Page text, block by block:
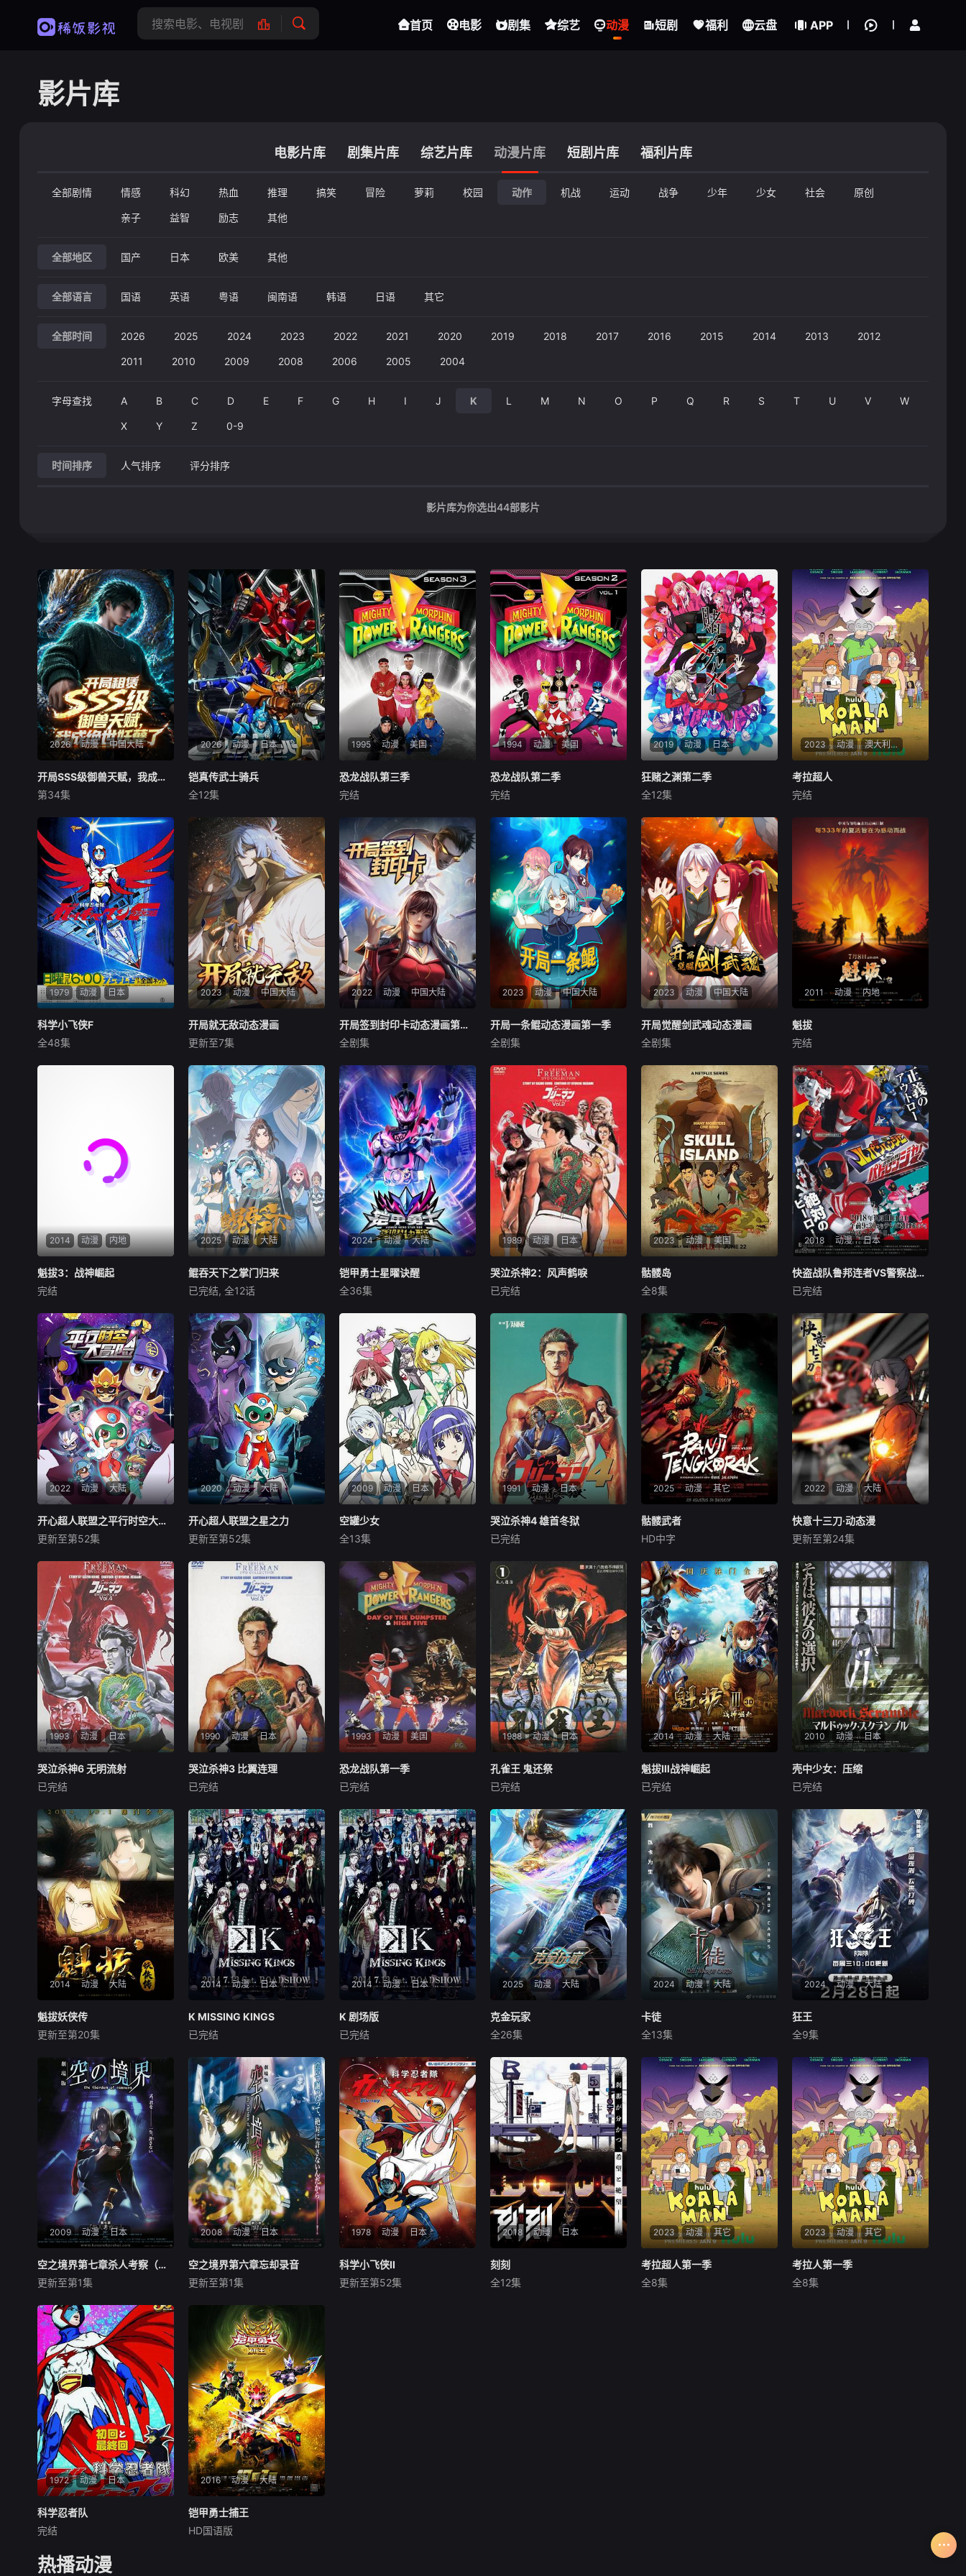
首页 电影 剧集 综艺 动漫 短剧 福利 云盘 APP
影片库
电影片库 剧集片库 综艺片库 动漫片库 短剧片库 福利片库
全部剧情 情感 科幻 热血 推理 搞笑 冒险 萝莉 校园 动作 机战 运动 战争 少年 少女 社会 原创
亲子 益智 励志 其他
全部地区 国产 日本 欧美 其他
全部语言 国语 英语 粤语 闽南语 韩语 日语 其它
全部时间 2026 2025 2024 2023 2022 2021 2020 2019 2018 2017 2016 2015 2014 2013 2012
2011 2010 2009 2008 2006 2005 2004
字母查找 A B C D E F G H I J K L M N O P Q R S T U V W
X Y Z 0-9
时间排序 人气排序 评分排序
影片库为你选出44部影片
2026 动漫 中国大陆
开局SSS级御兽天赋，我成绝世妖孽动态漫画
未知
李洛本是无法觉醒天赋的废
物，却意外觉醒超神租赁系
统。他租赁SSS级天赋“祖龙”
逆转命运，拜第一御龙师夏妃
为师，契约血脉返祖的荒龙。
凭借系统租赁的神级技能与血
脉，他在新生考核中碾压所有
挑战者，后又展露第
开局SSS级御兽天赋，我成绝世妖孽动态漫画
第34集
2026 动漫 日本
铠真传武士骑兵
かつて人間界を恐怖に陥
れた妖邪界の封印が解ける
と、数多の妖邪兵が侵攻を開
始した。人類の危機に駆けつ
けたのは、若き五人のサムラ
イたち。その名は、サムライ
トルーパー！！彼らの闘いの
日々が、新たに幕を開
铠真传武士骑兵
全12集
1995 动漫 美国
恐龙战队第三季
Karan
幽冥女王之兄阿達武士（Rit
o）加入侵略地球的隊伍，並
壓倒性的擊敗金剛戰士，摧毀
了大連王與戰鬥白虎，指揮中
心亦在戰鬥中損毀，金剛戰士
就此失去超異能。宙威利用中
心所餘的能量，將失去超異能
的戰士們送去
恐龙战队第三季
完结
1994 动漫 美国
恐龙战队第二季
Walter
Lord Zedd is introduced as t
he new arch-rival of the Po
wer Rangers. Angered by th
e failure of Rita
恐龙战队第二季
完结
2019 动漫 日本
狂赌之渊第二季
良家子女聚集的名门学
校，私立百花王学园。君临这
所被赌博所支配的学园顶点的
是，支配弱者的人生、甚至对
政界财界都拥有影响力的绝对
支配者，学生会。然而，学生
会长桃喰绮罗莉，突然宣言了
学生会的解散及总选举
狂赌之渊第二季
全12集
2023 动漫 澳大利亚 / 美国
考拉超人
跟随一个家庭的父亲，他生活
在一个不那么秘密的身份，作
为名义上的英雄，他拥有燃烧
的激情，以扼杀轻微犯罪。
考拉超人
完结
1979 动漫 日本
科学小飞侠F
田中真弓
科学小飞侠F
全48集
2023 动漫 中国大陆
开局就无敌动态漫画
未知
《开局就无敌》讲述在玄幻世
界，男主获得无敌领域系统，
在领域内安家收徒种田，并与
逐步建立羁绊的伙伴一起探索
玄幻世界的故事。
开局就无敌动态漫画
更新至7集
2022 动漫 中国大陆
开局签到封印卡动态漫画第一季
未知
平平无奇的少年陈平被父亲送
入满是天才的超能学院，却成
为了最弱职业卡牌师，直到某
日陈平进入从小就多次梦见的
原界，得到神秘人的指点，发
现卡牌师并非最弱辅助职业，
从此他的人生得到巨大改变。
开局签到封印卡动态漫画第一季
全剧集
2023 动漫 中国大陆
开局一条鲲动态漫画第一季
未知
主角庄浩然因意外一朝重生，
竟然变成了一条鲲？！然而，
没什么难得倒他！开局一条
鲲，升级全靠吞！一路升级打
怪，从巡山小妖进化成万妖之
王，途中遇到了无数的妖魔鬼
怪满天神佛，主角究竟是如何
应对的呢？
开局一条鲲动态漫画第一季
全剧集
2023 动漫 中国大陆
未知
灵武大陆传闻：集齐九本上古
天书者，可破解天道之秘，破
碎空虚，获得至高无上的力
量！万国疆域，天府帝国，星
辰镇辰家废柴少爷辰天惨遭同
族陷害而死，小城少年本是废
体之躯一朝觉醒万灵之体，成
为灵武双修体质，族比之上露
锋芒王城之战夺第一，因在大
比结束之后因拒绝加入王族势
力返回宗门路上被王族无情追
杀，生死交战中觉醒逆天武魂
【吞噬武魂】！回到宗门的辰
天逐渐展露天赋，却因此得罪
宗门内部不少天才，连累同门
师兄弟铁熊受伤一人死亡，为
帮助同宗师兄弟铁熊恢复伤势
敲响天宗圣器东皇钟而被宗门
守护者所看重，辰天为变得更
强，在宗门修炼，却
开局觉醒剑武魂动态漫画
全剧集
2011 动漫 内地
魁拔
未知
在偏远的兽国窝窝乡，蛮吉和
蛮大人这两个“独行族妖侠”，
整天为了取得象征着成功和光
荣的“妖侠纹耀”而刻苦修炼“脉
术”，却把他们所生活的“窝窝
乡”弄得鸡犬不宁，村民们绞
尽脑汁想把他们赶走。一天，
消灭魁拔的征兵令突然传到窝
窝乡，村民们惊愕之余，村长
趁机忽悠蛮大人和蛮吉从军参
战。
魁拔
完结
2014 动漫 内地
魁拔3：战神崛起
刘婧荦
历经惨烈的元泱界大战，成功
突破魁拔十二妖第一道防线的
蛮吉（刘婧荦 配音）、镜心
（刘校妤 配音）一行，为追赶
曲境一号再踏征途，却意外闯
入萨库人大仓（王宇腾 配音）
与粼妖姑娘海问香（姚姝 配
音）所设下的诡异防线。面对
大仓与海问香的步步紧逼，蛮
吉等人无奈应战。激战中，神
秘少年 敖江（刘校妤 配音）
凭空出现、曲境一号舰长远浪
（杨晨 配音）更做出种种令人
匪夷所思的决定，让本已复杂
的局面，越发显得扑朔迷离；
而机缘巧合下，脉门封闭已久
的蛮吉竟意外开启六大脉门，
化身无敌战神，携魁拔脉兽驰
骋于漫天烽火中，上演了一场
气势磅礴
魁拔3：战神崛起
完结
2025 动漫 大陆
鲲吞天下之掌门归来
吕书君 葛子瑞
凌霄阁少年掌门樊凌霄，仅凭
一条小鲶鱼便培养出了吞天噬
地的灵鲲，成为名震天下的灵
宠师。在门派晋级的巅峰对决
中，他惨遭巨鲲噬主，就此陨
落。当他重获新生带着小鲶鱼
重返没落的门派时，他誓要查
出噬主真相，揭开家
鲲吞天下之掌门归来
已完结, 全12话
2024 动漫 大陆
铠甲勇士星曜诀醒
张太文
这是一个贪婪膨胀，人类
越来越难以得到满足的世界。
自古以来人们通过对银河
星宿祈愿来实现自己梦想。而
在如今科技—人工智能发展快
速，在欲望膨胀的环境下，银
河星宿之将被来自多维空间的
晦王以邪恶之力所控
铠甲勇士星曜诀醒
全36集
1989 动漫 日本
哭泣杀神2：风声鹤唳
Freeman来到香港，却有组织
内部的叛徒策划阴谋，阻止他
对百八龙的继承
哭泣杀神2：风声鹤唳
已完结
2023 动漫 美国
骷髅岛
海难的冒险，试图逃离神秘的
岛屿，家园的史前怪物，包括
巨人，金刚先生。
骷髅岛
全8集
2018 动漫 日本
快盗战队鲁邦连者VS警察战队巡逻连者
蕴藏着足以毁灭世界的力量的
秘宝「Lupin Collection（鲁
邦珍藏）」，就在这宝藏被异
世界的敌人・Gangler抢夺的
时候，2支战队行动起来！
以夺回珍藏为目标，轻巧在
空中舞动的「快盗战
快盗战队鲁邦连者VS警察战队巡逻连者
已完结
2022 动漫 大陆
开心超人联盟之平行时空大冒险
刘红韵 祖晴
《开心超人联盟之平行时空大
冒险》是动画系列片《开心超
人联盟》的全新系列，以连续
剧的形式展现。故事讲述了：
五超人和伽罗在潮博士的请求
下，前去拯救被黑煞统治的平
行时空的星星球。然而面对十
分强大的黑煞，
开心超人联盟之平行时空大冒险
更新至第52集
2020 动漫 大陆
开心超人联盟之星之力
刘红韵 祖晴
《开心超人联盟之星之力》由
广东明星创意动画有限公司制
作，已经在2020年2月全国国
产电视动画片制作备案公示剧
目公布，预计今年内上映。讲
述了超人们在星际联盟的帮助
下拯救伽罗的故事！
开心超人联盟之星之力
更新至第52集
2009 动漫 日本
空罐少女
福山润
大地翔（福山润配
音）是一位平凡的少年，虽然
表面上看起来大大咧咧不拘小
节，但实际上心思十分的细腻
温柔。某日，大地翔喝了一罐
哈密瓜汽水，在准备将空易拉
罐丢弃之时，震惊的发现易拉
罐竟然化身成为了金发
空罐少女
全13集
1991 动漫 日本
哭泣杀神4 雄首冬狱
《哭泣杀神4：雄首冬狱》是
山内重保执导的动画电影，于
1991年上映。
哭泣杀神4 雄首冬狱
已完结
2025 动漫 其它
骷髅武者
内详
Afictionalworldintheearl
y15thcentury,whenawarofat
tritionrages.Panji,awarriorwh
ohasnotfoundpeaceeve
骷髅武者
HD中字
2022 动漫 大陆
快意十三刀·动态漫
未知
大型架空古装武侠连续剧《快
意十三刀》讲述的是一名少年
立志成为大☆巨☆侠并为此付
出泪水、汗水与智商的动人故
事。
快意十三刀·动态漫
更新至第24集
1993 动漫 日本
哭泣杀神6 无明流射
《哭泣杀神6：无明流射》是
山内重保执导的动画电影，于
1994年2月25日上映。
哭泣杀神6 无明流射
已完结
1990 动漫 日本
哭泣杀神3 比翼连理
Ron Tayan now leads the 10
8 Dragons; Fu Ching Ran is h
is loyal wife. As their body ta
ttoos show, h
哭泣杀神3 比翼连理
已完结
1993 动漫 美国
恐龙战队第一季
David
Four athletically able teenag
ers along with their brainy fri
end Billy are selected by Zor
don to fi
恐龙战队第一季
已完结
1988 动漫 日本
孔雀王 鬼还祭
关俊彦
奈良にある興福寺から「裏の
八部衆像」を守ってほしいと
依頼を受けた孔雀。一般には
知られていない像だが、その
存在を知る何者かが狙ってい
るという。そして、孔雀は
「裏の八部衆像」の「阿修羅
象」に史上最強の
孔雀王 鬼还祭
已完结
2014 动漫 大陆
魁拔Ⅲ战神崛起
刘婧荦
历经惨烈的元泱界大战，成功
突破魁拔十二妖第一道防线的
蛮吉（刘婧荦 配音）、镜心
（刘校妤 配音）一行，为追赶
曲境一号再踏征途，却意外闯
入萨库人大仓（王宇腾 配音）
与粼妖姑娘海问香（姚姝 配
音）所设下
魁拔Ⅲ战神崛起
已完结
2010 动漫 日本
壳中少女：压缩
在科技高度发达的未来世
界，繁华堕落的马杜克市，醉
生梦死，纸醉金迷。受万千宠
爱、养尊处优的美丽少女露恩
•芭洛特（林原惠美配音），
虽然从赌场经营者榭尔（中井
和哉配音）那里得到一切，但
却抑制不住想要探寻
壳中少女：压缩
已完结
2014 动漫 大陆
魁拔妖侠传
张钢
周洁
和电影不同，《魁拔妖侠
传》将承担完整讲述主角们
“前世今生”的任务，并将魁拔
史诗宏达的世界观全面展开。
在电影中，蛮小满、蛮吉、卡
拉肖克潘、阿离公主各自展现
了魅力，但未来得及把全部的
谜底揭开——而这些
魁拔妖侠传
更新至第20集
2014 动漫 日本
K MISSING KINGS
7人の覆面作家集団「GoRA」
が原作・脚本を手がけ、2012
年にテレビ放送されたオリジ
ナルアニメーションで、7人
の「王」と呼ばれる存在や、
その下へ集った特異能力者た
ちの戦いを描いた「K」の劇
場版。
K MISSING KINGS
已完结
2014 动漫 日本
K 剧场版
7人の覆面作家集団「GoRA」
が原作・脚本を手がけ、2012
年にテレビ放送されたオリジ
ナルアニメーションで、7人
の「王」と呼ばれる存在や、
その下へ集った特異能力者た
ちの戦いを描いた「K」の劇
場版。
K 剧场版
已完结
2025 动漫 大陆
克金玩家
内详
未来世界，楚氏集团开发
的虚拟游戏《纪元》因拥有完
美的沉浸式体验而备受世人瞩
目，然而游戏正式上线前夕，
游戏开发者楚氏夫妇却离奇失
踪。阔少楚易为寻父母下落之
线索，在人形AI卡俄斯的指引
下氪金300亿进
克金玩家
全26集
2024 动漫 大陆
卡徒
内详
数百年前，一场突如其来
的陨石群撞击，让整个世界崩
塌成两片彼此共生又绝对隔离
的大陆。为了拯救危在旦夕的
人类文明，数百位以罗森博格
为首的原大陆科学家，集诸国
之力研发出一种新型能源供给
装置（卡片）。主人
卡徒
全13集
2024 动漫 大陆
狂王
内详
羸弱的阿修罗少年有鱼目
睹部落被屠后爆发惊人潜能，
因而被先祖獠忌掳走。有鱼经
獠忌地狱式的死炼折磨得以脱
胎换骨，修炼成斗神五感和独
特的斗魂之道。完成死炼后，
有鱼与好友时雨重逢，但阿修
罗弱肉强食的规则却
狂王
全9集
2009 动漫 日本
空之境界第七章杀人考察（后）
坂本真绫
1999年2月，杀人鬼回来
了！ 1995年在日本发生的
连续猎奇杀人事件，因嫌疑人
遇到车祸住院而草草结案。如
今疯狂的犯罪再次出现，恐怖
的气氛来袭，原嫌疑人的嫌疑
被洗清，到底谁才是这一系列
事件的凶手
空之境界第七章杀人考察（后）
更新至第1集
2008 动漫 日本
坂本真绫
1999年1月，黑桐鲜花所
就读的高级女子中学——礼园
出现了神秘的事件。一年四班
的学生橘佳织在宿舍起火事件
中身亡，随后，一年四班全体
同学的生活改变了。每天活在
痛苦与烦恼中的她们，收到了
不明来源的信件
空之境界第六章忘却录音
更新至第1集
1978 动漫 日本
科学小飞侠II
森功至
科学小飞侠II
更新至第52集
2018 动漫 日本
刻刻
刻刻
全12集
2023 动漫 其它
考拉超人第一季
考拉超人第一季
全8集
2023 动漫 其它
考拉人第一季
考拉人第一季
全8集
1972 动漫 日本
科学忍者队
森功至
紧身衣诱惑五人组大战外
科学忍者队
完结
2016 动漫 大陆
铠甲勇士捕王
赖艺 王畅唱
铠甲勇士捕王
HD国语版
热播动漫